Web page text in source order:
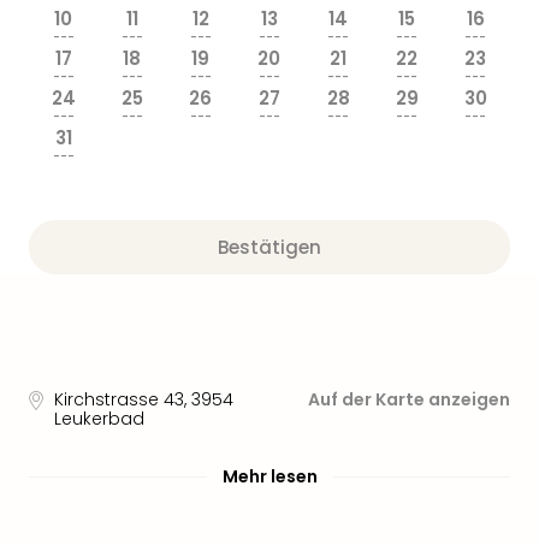
10
---
11
---
12
---
13
---
14
---
15
---
16
---
17
---
18
---
19
---
20
---
21
---
22
---
23
---
24
---
25
---
26
---
27
---
28
---
29
---
30
---
31
---
Bestätigen
Kirchstrasse 43, 3954
Leukerbad
Auf der Karte anzeigen
Mehr lesen